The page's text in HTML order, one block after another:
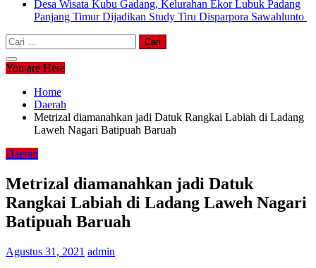
Desa Wisata Kubu Gadang, Kelurahan Ekor Lubuk Padang
Panjang Timur Dijadikan Study Tiru Disparpora Sawahlunto
Cari
untuk:
You are Here
Home
Daerah
Metrizal diamanahkan jadi Datuk Rangkai Labiah di Ladang
Laweh Nagari Batipuah Baruah
Daerah
Metrizal diamanahkan jadi Datuk
Rangkai Labiah di Ladang Laweh Nagari
Batipuah Baruah
Agustus 31, 2021 admin